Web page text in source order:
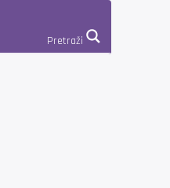
Pretraži